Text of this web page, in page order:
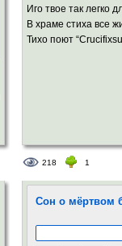
Иго твое так легко
В храме стиха все
Тихо поют
218 1
Сон о мёртвом